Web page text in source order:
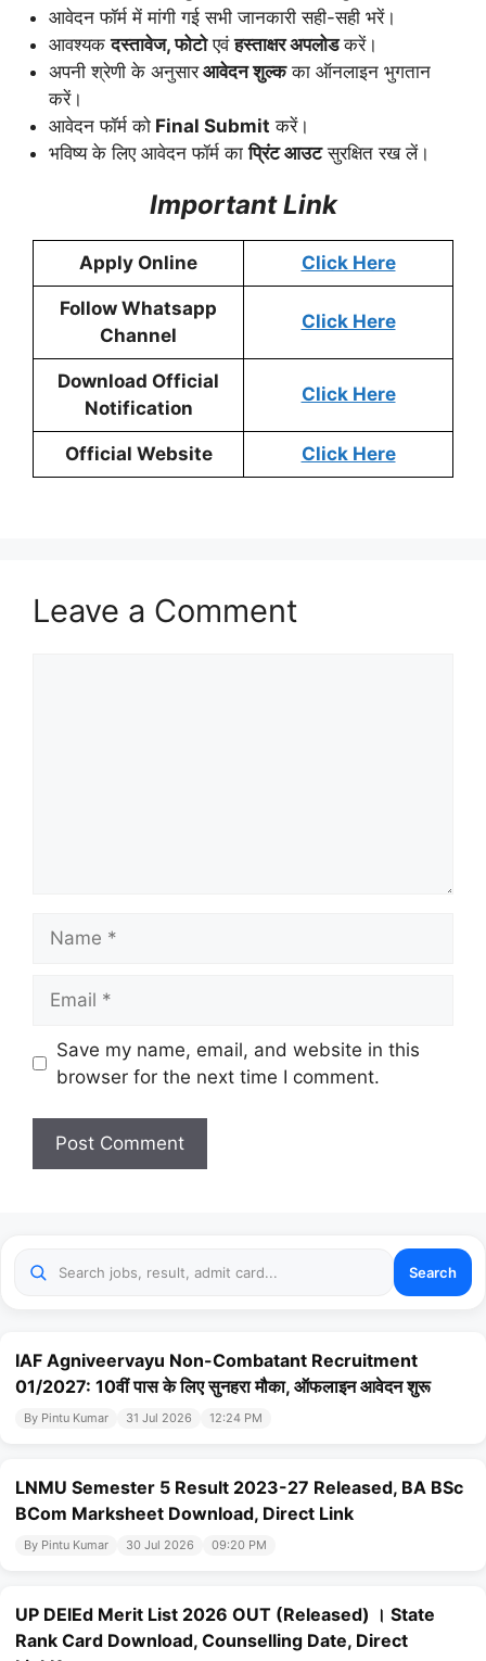
आवेदन फॉर्म में मांगी गई सभी जानकारी सही-सही भरें।
आवश्यकदस्तावेज, फोटोएवंहस्ताक्षर अपलोडकरें।
अपनी श्रेणी के अनुसारआवेदन शुल्कका ऑनलाइन भुगतान
करें।
आवेदन फॉर्म को Final Submit करें।
भविष्य के लिए आवेदन फॉर्म काप्रिंट आउटसुरक्षित रख लें।
Important Link
Apply Online Click Here
Follow Whatsapp
Channel
Click Here
Download Official
Notification
Click Here
Official Website Click Here
Leave a Comment
Website
Save my name, email, and website in this
browser for the next time I comment.
Search
IAF Agniveervayu Non-Combatant Recruitment
01/2027: 10वीं पास के लिए सुनहरा मौका, ऑफलाइन आवेदन शुरू
By Pintu Kumar 31 Jul 2026 12:24 PM
LNMU Semester 5 Result 2023-27 Released, BA BSc
BCom Marksheet Download, Direct Link
By Pintu Kumar 30 Jul 2026 09:20 PM
UP DElEd Merit List 2026 OUT (Released) । State
Rank Card Download, Counselling Date, Direct